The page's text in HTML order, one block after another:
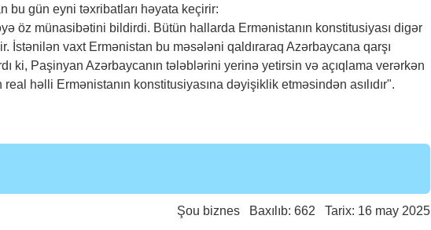
bu gün eyni təxribatları həyata keçirir:
öz münasibətini bildirdi. Bütün hallarda Ermənistanın konstitusiyası digər
İstənilən vaxt Ermənistan bu məsələni qaldıraraq Azərbaycana qarşı
ki, Paşinyan Azərbaycanın tələblərini yerinə yetirsin və açıqlama verərkən
həlli Ermənistanın konstitusiyasına dəyişiklik etməsindən asılıdır".
Şou biznes Baxılıb: 662 Tarix: 16 may 2025